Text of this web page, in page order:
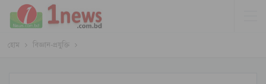
হোম বিজ্ঞান-প্রযুক্তি